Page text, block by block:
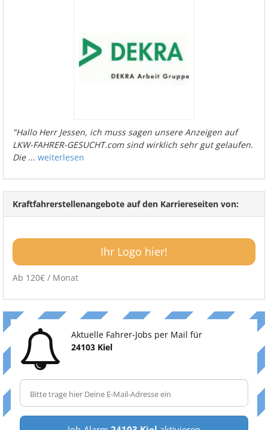
"Hallo Herr Jessen, ich muss sagen unsere Anzeigen auf
LKW-FAHRER-GESUCHT.com sind wirklich sehr gut gelaufen.
Die... weiterlesen
Kraftfahrerstellenangebote auf den Karriereseiten von:
Ihr Logo hier!
Ab 120€ / Monat
Aktuelle Fahrer-Jobs per Mail für
24103 Kiel